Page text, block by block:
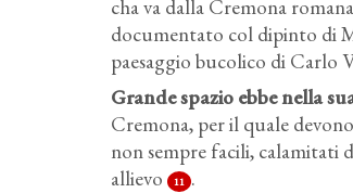
cha va dalla Cremona
documentato col dipinto di
paesaggio bucolico di Carlo
Grande spazio ebbe nella
Cremona, per il quale
non sempre facili, calamitati
allievo
11 .